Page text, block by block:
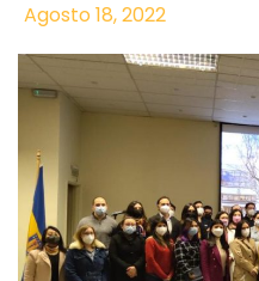
Agosto 18, 2022